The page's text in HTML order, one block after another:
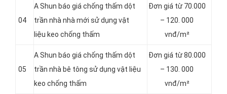
04
A Shun báo giá chống thấm dột
trần nhà nhà mới sử dụng vật
liệu keo chống thấm
Đơn giá từ 70.000
– 120. 000
vnđ/m²
05
A Shun báo giá chống thấm dột
trần nhà bê tông sử dụng vật liệu
keo chống thấm
Đơn giá từ 80.000
– 130. 000
vnđ/m²